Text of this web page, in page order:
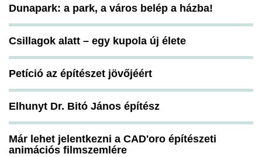
Dunapark: a park, a város belép a házba!
Csillagok alatt – egy kupola új élete
Petíció az építészet jövőjéért
Elhunyt Dr. Bitó János építész
Már lehet jelentkezni a CAD'oro építészeti
animációs filmszemlére